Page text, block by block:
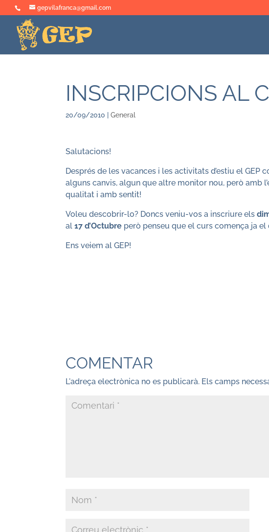
gepvilafranca@gmail.com
INSCRIPCIONS AL
20/09/2010 |General
Salutacions!
Després de les vacances i les activitats d’estiu el GEP
alguns canvis, algun que altre monitor nou, però amb
qualitat i amb sentit!
Voleu descobrir-lo? Doncs veniu-vos a inscriure els
al17 d’Octubre però penseu que el curs comença ja el
Ens veiem al GEP!
COMENTAR
L'adreça electrònica no es publicarà. Els camps